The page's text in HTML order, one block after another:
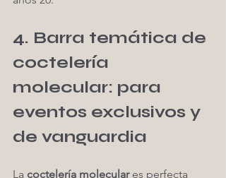
4. Barra temática de
coctelería
molecular: para
eventos exclusivos y
de vanguardia
La coctelería molecular es perfecta